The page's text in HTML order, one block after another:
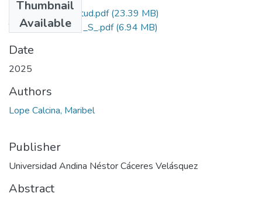
Thumbnail
Available
Grado de Similitud.pdf(23.39 MB)
T036_45999773_S_.pdf(6.94 MB)
Date
2025
Authors
Lope Calcina, Maribel
Publisher
Universidad Andina Néstor Cáceres Velásquez
Abstract